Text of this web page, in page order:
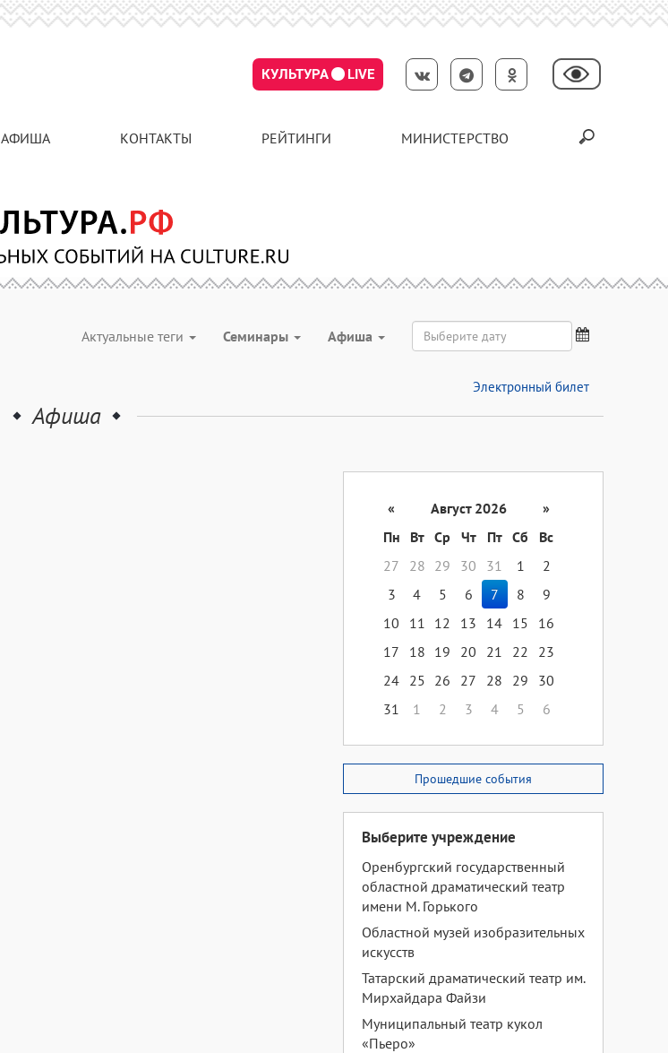
КУЛЬТУРА LIVE
АФИША КОНТАКТЫ РЕЙТИНГИ МИНИСТЕРСТВО
Актуальные теги Семинары Aфиша
Электронный билет
Афиша
« Август 2026
»
Пн
Вт Ср Чт Пт Сб
Вс
27
28 29 30 31 1
2
3
4 5 6 7 8
9
10
11 12 13 14 15
16
17
18 19 20 21 22
23
24 25 26 27 28 29
30
31
1 2 3 4 5 6
Прошедшие события
Выберите учреждение
Оренбургский государственный
областной драматический театр
имени М. Горького
Областной музей изобразительных
искусств
Татарский драматический театр им.
Мирхайдара Файзи
Муниципальный театр кукол
«Пьеро»